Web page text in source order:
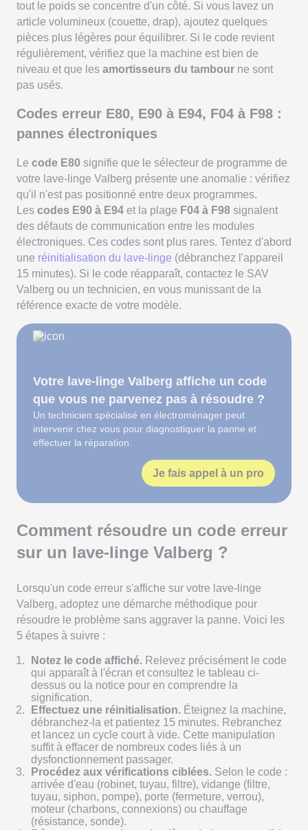
tout le poids se concentre d'un côté. Si vous lavez un
article volumineux (couette, drap), ajoutez quelques
pièces plus légères pour équilibrer. Si le code revient
régulièrement, vérifiez que la machine est bien de
niveau et que les amortisseurs du tambour ne sont
pas usés.
Codes erreur E80, E90 à E94, F04 à F98 :
pannes électroniques
Le code E80 signifie que le sélecteur de programme de
votre lave-linge Valberg présente une anomalie : vérifiez
qu'il n'est pas positionné entre deux programmes.
Les codes E90 à E94 et la plage F04 à F98 signalent
des défauts de communication entre les modules
électroniques. Ces codes sont plus rares. Tentez d'abord
une réinitialisation du lave-linge (débranchez l'appareil
15 minutes). Si le code réapparaît, contactez le SAV
Valberg ou un technicien, en vous munissant de la
référence exacte de votre modèle.
Votre lave-linge Valberg affiche un code
que vous ne parvenez pas à résoudre ?
Un technicien spécialisé en électroménager peut
intervenir chez vous pour diagnostiquer la panne et
effectuer la réparation.
Je fais appel à un pro
Comment résoudre un code erreur
sur un lave-linge Valberg ?
Lorsqu'un code erreur s'affiche sur votre lave-linge
Valberg, adoptez une démarche méthodique pour
résoudre le problème sans aggraver la panne. Voici les
5 étapes à suivre :
Notez le code affiché. Relevez précisément le code
qui apparaît à l'écran et consultez le tableau ci-
dessus ou la notice pour en comprendre la
signification.
Effectuez une réinitialisation. Éteignez la machine,
débranchez-la et patientez 15 minutes. Rebranchez
et lancez un cycle court à vide. Cette manipulation
suffit à effacer de nombreux codes liés à un
dysfonctionnement passager.
Procédez aux vérifications ciblées. Selon le code :
arrivée d'eau (robinet, tuyau, filtre), vidange (filtre,
tuyau, siphon, pompe), porte (fermeture, verrou),
moteur (charbons, connexions) ou chauffage
(résistance, sonde).